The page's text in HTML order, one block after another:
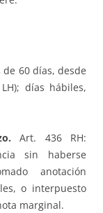
60 días, desde
días hábiles,
Art. 436 RH:
sin haberse
anotación
o interpuesto
marginal.